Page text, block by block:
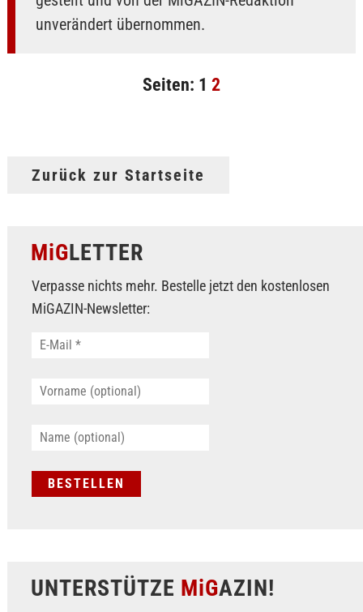
unverändert übernommen.
Seiten: 1 2
Zurück zur Startseite
MiGLETTER
Verpasse nichts mehr. Bestelle jetzt den kostenlosen
MiGAZIN-Newsletter:
UNTERSTÜTZE MiGAZIN!